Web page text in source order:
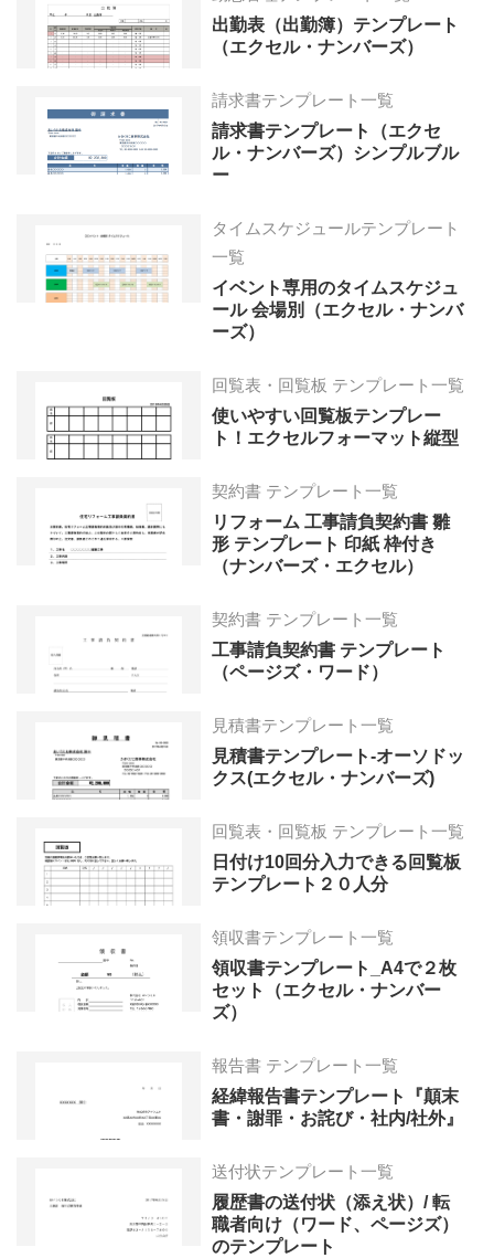
出勤表（出勤簿）テンプレート
（エクセル・ナンバーズ）
請求書テンプレート一覧
請求書テンプレート（エクセ
ル・ナンバーズ）シンプルブル
ー
タイムスケジュールテンプレート
一覧
イベント専用のタイムスケジュ
ール 会場別（エクセル・ナンバ
ーズ）
回覧表・回覧板 テンプレート一覧
使いやすい回覧板テンプレー
ト！エクセルフォーマット縦型
契約書 テンプレート一覧
リフォーム 工事請負契約書 雛
形 テンプレート 印紙 枠付き
（ナンバーズ・エクセル）
契約書 テンプレート一覧
工事請負契約書 テンプレート
（ページズ・ワード）
見積書テンプレート一覧
見積書テンプレート-オーソドッ
クス(エクセル・ナンバーズ)
回覧表・回覧板 テンプレート一覧
日付け10回分入力できる回覧板
テンプレート２０人分
領収書テンプレート一覧
領収書テンプレート_A4で２枚
セット（エクセル・ナンバー
ズ）
報告書 テンプレート一覧
経緯報告書テンプレート『顛末
書・謝罪・お詫び・社内/社外』
送付状テンプレート一覧
履歴書の送付状（添え状）/ 転
職者向け（ワード、ページズ）
のテンプレート